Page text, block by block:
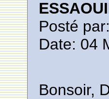
Posté par:
Date: 04
Bonsoir,